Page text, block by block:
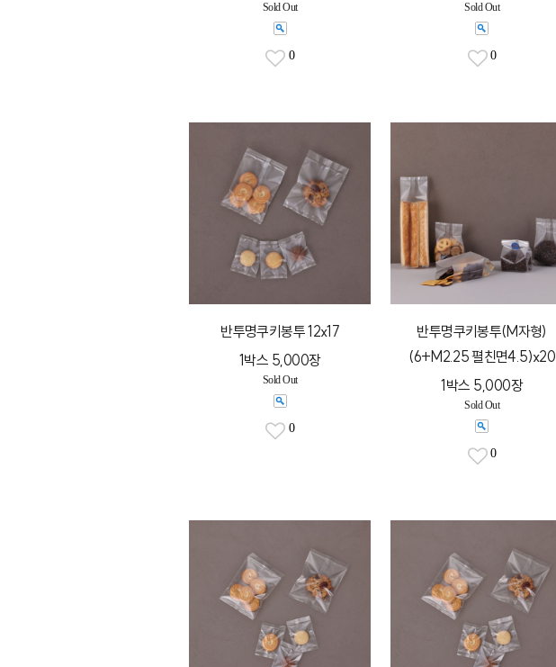
Sold Out
0
Sold Out
0
반투명쿠키봉투 12x17
1박스 5,000장
Sold Out
0
반투명쿠키봉투(M자형)
(6+M2.25 펼친면4.5)x20
1박스 5,000장
Sold Out
0